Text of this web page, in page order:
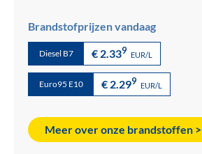
Brandstofprijzen vandaag
Diesel B7 € 2.339 EUR/L
Euro95 E10 € 2.299 EUR/L
Meer over onze brandstoffen >